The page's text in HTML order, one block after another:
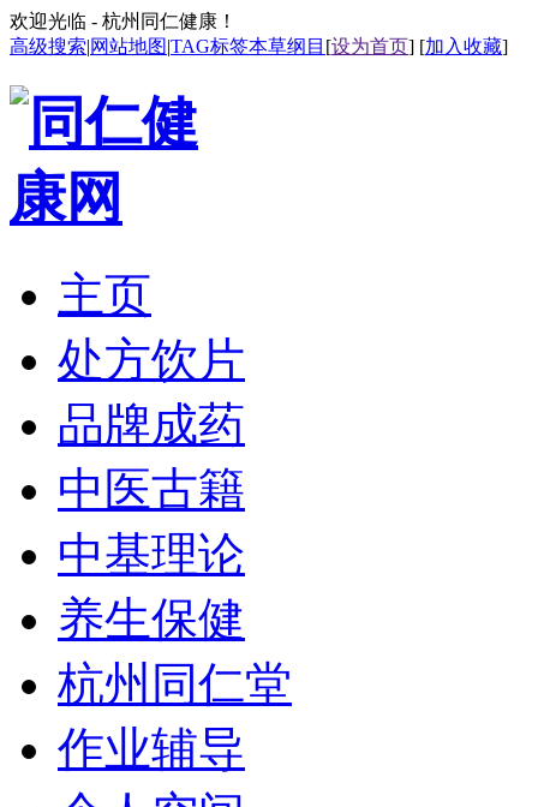
欢迎光临 - 杭州同仁健康！
高级搜索|网站地图|TAG标签本草纲目 [设为首页] [加入收藏]
主页
处方饮片
品牌成药
中医古籍
中基理论
养生保健
杭州同仁堂
作业辅导